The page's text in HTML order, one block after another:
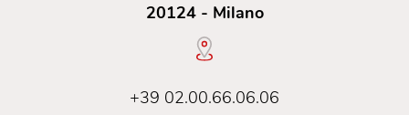
20124 - Milano
+39 02.00.66.06.06